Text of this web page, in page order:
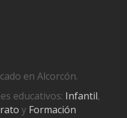
en Alcorcón.
educativos: Infantil,
y Formación